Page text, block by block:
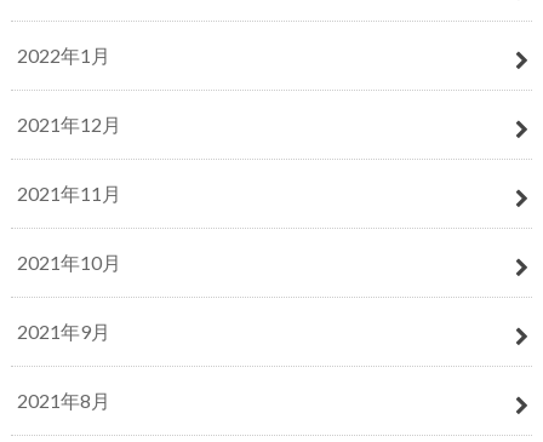
2022年1月
2021年12月
2021年11月
2021年10月
2021年9月
2021年8月